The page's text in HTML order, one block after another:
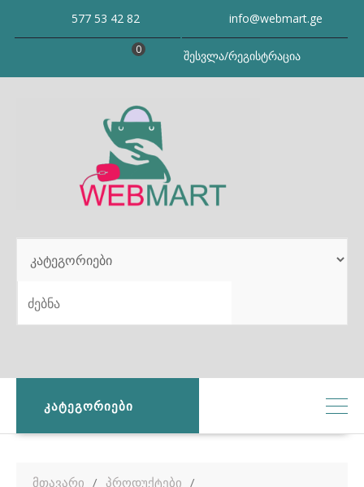
577 53 42 82 info@webmart.ge
შესვლა/რეგისტრაცია
0
SEARCH
ᲙᲐᲢᲔᲒᲝᲠᲘᲔᲑᲘ
მთავარი
პროდუქტები